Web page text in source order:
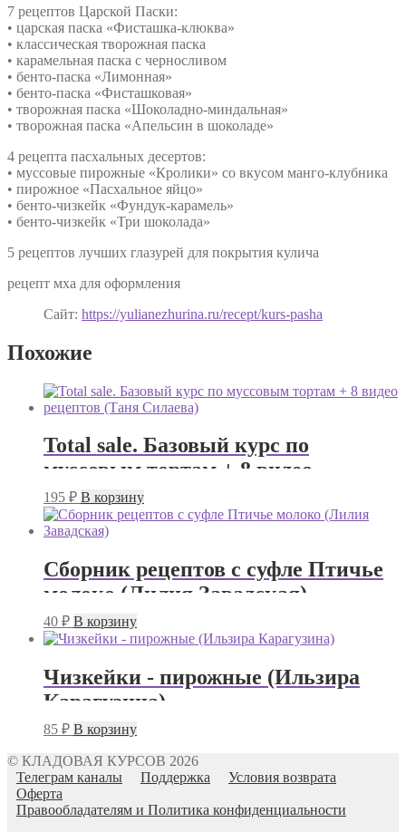
7 рецептов Царской Паски:
• царская паска «Фисташка-клюква»
• классическая творожная паска
• карамельная паска с черносливом
• бенто-паска «Лимонная»
• бенто-паска «Фисташковая»
• творожная паска «Шоколадно-миндальная»
• творожная паска «Апельсин в шоколаде»
4 рецепта пасхальных десертов:
• муссовые пирожные «Кролики» со вкусом манго-клубника
• пирожное «Пасхальное яйцо»
• бенто-чизкейк «Фундук-карамель»
• бенто-чизкейк «Три шоколада»
5 рецептов лучших глазурей для покрытия кулича
рецепт мха для оформления
Сайт: https://yulianezhurina.ru/recept/kurs-pasha
Похожие
Total sale. Базовый курс по
муссовым тортам + 8 видео
рецептов (Таня Силаева)
195 ₽ В корзину
Сборник рецептов с суфле Птичье
молоко (Лилия Завадская)
40 ₽ В корзину
Чизкейки - пирожные (Ильзира
Карагузина)
85 ₽ В корзину
© КЛАДОВАЯ КУРСОВ 2026
Телеграм каналы
Поддержка
Условия возврата
Оферта
Правообладателям и Политика конфиденциальности